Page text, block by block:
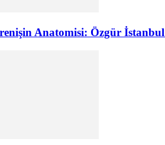
Anatomisi: Özgür